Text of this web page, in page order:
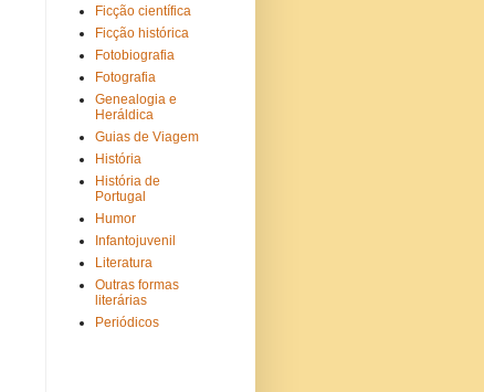
Ficção científica
Ficção histórica
Fotobiografia
Fotografia
Genealogia e
Heráldica
Guias de Viagem
História
História de
Portugal
Humor
Infantojuvenil
Literatura
Outras formas
literárias
Periódicos